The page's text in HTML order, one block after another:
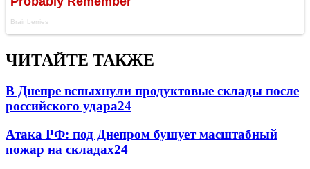
ЧИТАЙТЕ ТАКЖЕ
В Днепре вспыхнули продуктовые склады после
российского удара24
Атака РФ: под Днепром бушует масштабный
пожар на складах24